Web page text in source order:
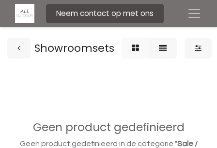
Neem contact op met ons
Showroomsets
Geen product gedefinieerd
Geen product gedefinieerd in de categorie "Sale /